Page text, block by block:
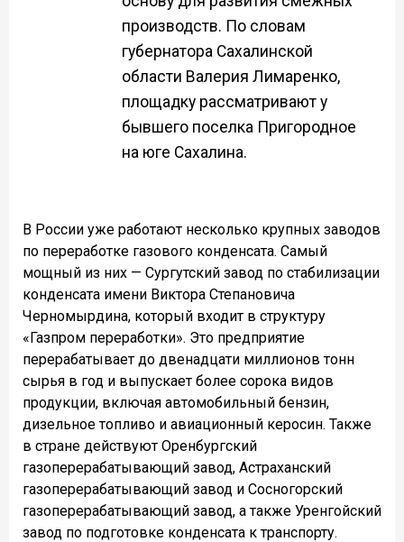
производств. По словам
губернатора Сахалинской
области Валерия Лимаренко,
площадку рассматривают у
бывшего поселка Пригородное
на юге Сахалина.
В России уже работают несколько крупных заводов
по переработке газового конденсата. Самый
мощный из них — Сургутский завод по стабилизации
конденсата имени Виктора Степановича
Черномырдина, который входит в структуру
«Газпром переработки». Это предприятие
перерабатывает до двенадцати миллионов тонн
сырья в год и выпускает более сорока видов
продукции, включая автомобильный бензин,
дизельное топливо и авиационный керосин. Также
в стране действуют Оренбургский
газоперерабатывающий завод, Астраханский
газоперерабатывающий завод и Сосногорский
газоперерабатывающий завод, а также Уренгойский
завод по подготовке конденсата к транспорту.